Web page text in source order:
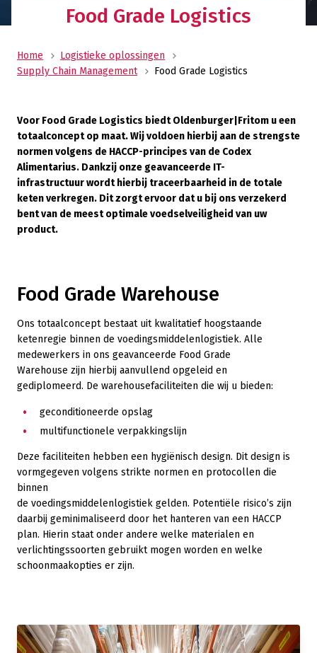
Food Grade Logistics
Home
Logistieke oplossingen
Supply Chain Management
Food Grade Logistics
Voor Food Grade Logistics biedt Oldenburger|Fritom u een
totaalconcept op maat. Wij voldoen hierbij aan de strengste
normen volgens de HACCP-principes van de Codex
Alimentarius. Dankzij onze geavanceerde IT-
infrastructuur wordt hierbij traceerbaarheid in de totale
keten verkregen. Dit zorgt ervoor dat u bij ons verzekerd
bent van de meest optimale voedselveiligheid van uw
product.
Food Grade Warehouse
Ons totaalconcept bestaat uit kwalitatief hoogstaande
ketenregie binnen de voedingsmiddelenlogistiek. Alle
medewerkers in ons geavanceerde Food Grade
Warehouse zijn hierbij aanvullend opgeleid en
gediplomeerd. De warehousefaciliteiten die wij u bieden:
geconditioneerde opslag
multifunctionele verpakkingslijn
Deze faciliteiten hebben een hygiënisch design. Dit design is
vormgegeven volgens strikte normen en protocollen die
binnen
de voedingsmiddelenlogistiek gelden. Potentiële risico’s zijn
daarbij geminimaliseerd door het hanteren van een HACCP
plan. Hierin staat onder andere welke materialen en
verlichtingssoorten gebruikt mogen worden en welke
schoonmaakopties er zijn.